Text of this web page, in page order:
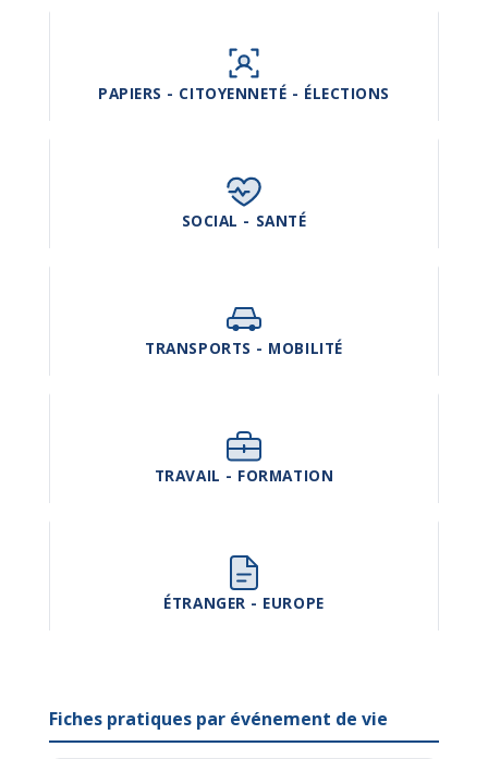
PAPIERS - CITOYENNETÉ - ÉLECTIONS
SOCIAL - SANTÉ
TRANSPORTS - MOBILITÉ
TRAVAIL - FORMATION
ÉTRANGER - EUROPE
Fiches pratiques par événement de vie